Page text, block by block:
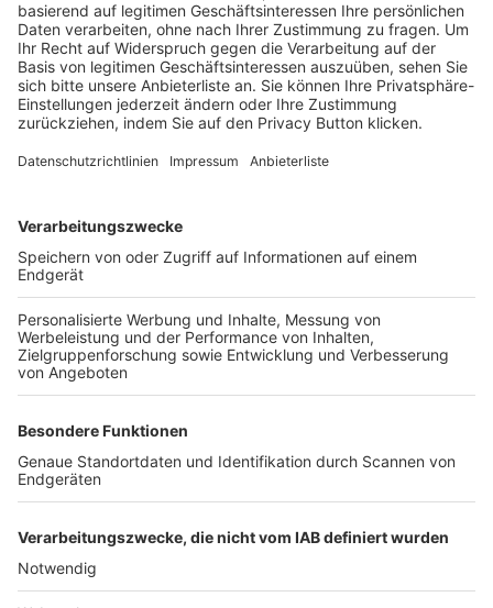
Schulungsangebot Vereinsmitarbeiter
BFV-Geschäftsstellen
Trainerbörse
Login SpielPlus
TOP-VEREINE
TOP-PARTNER